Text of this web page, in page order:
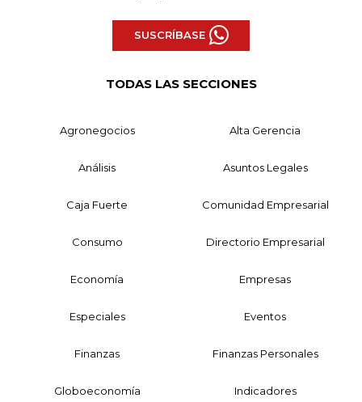
SUSCRÍBASE
TODAS LAS SECCIONES
Agronegocios Alta Gerencia
Análisis Asuntos Legales
Caja Fuerte Comunidad Empresarial
Consumo Directorio Empresarial
Economía Empresas
Especiales Eventos
Finanzas Finanzas Personales
Globoeconomía Indicadores